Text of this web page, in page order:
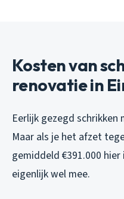
Kosten van
renovatie in
Eerlijk gezegd schrikken
Maar als je het afzet
gemiddeld €391.000
eigenlijk wel mee.